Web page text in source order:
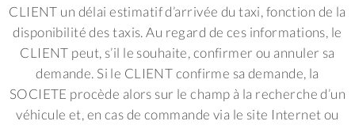
CLIENT un délai estimatif d’arrivée du taxi, fonction de la
disponibilité des taxis. Au regard de ces informations, le
CLIENT peut, s’il le souhaite, confirmer ou annuler sa
demande. Si le CLIENT confirme sa demande, la
SOCIETE procède alors sur le champ à la recherche d’un
véhicule et, en cas de commande via le site Internet ou